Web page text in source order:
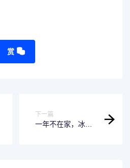
赏
下一篇
一年不在家，冰箱